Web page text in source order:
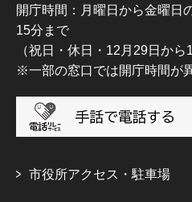
開庁時間：月曜日から金曜日
15分まで
（祝日・休日・12月29日から
※一部の窓口では開庁時間が
市役所アクセス・駐車場